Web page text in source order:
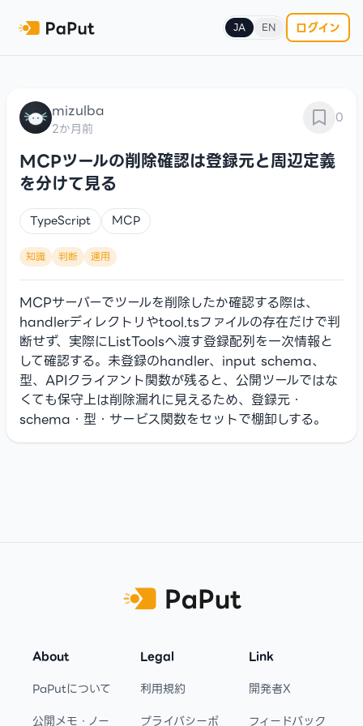
JA EN ログイン
mizulba
2か月前
0
MCPツールの削除確認は登録元と周辺定義
を分けて見る
TypeScript MCP
知識 判断 運用
MCPサーバーでツールを削除したか確認する際は、
handlerディレクトリやtool.tsファイルの存在だけで判
断せず、実際にListToolsへ渡す登録配列を一次情報と
して確認する。未登録のhandler、input schema、
型、APIクライアント関数が残ると、公開ツールではな
くても保守上は削除漏れに見えるため、登録元・
schema・型・サービス関数をセットで棚卸しする。
About
PaPutについて
公開メモ・ノー
Legal
利用規約
プライバシーポ
Link
開発者X
フィードバック